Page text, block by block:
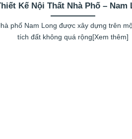
Kế Nội Thất Nhà Phố – Nam
phố Nam Long được xây dựng trên
tích đất không quá rộng[Xem thêm]